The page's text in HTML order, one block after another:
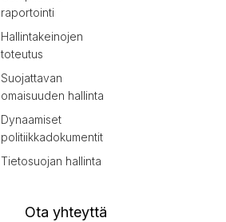
raportointi
Hallintakeinojen
toteutus
Suojattavan
omaisuuden hallinta
Dynaamiset
politiikkadokumentit
Tietosuojan hallinta
Ota yhteyttä